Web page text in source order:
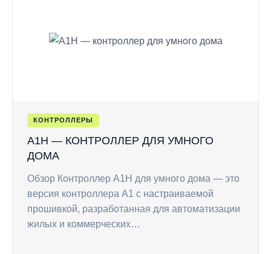
КОНТРОЛЛЕРЫ
A1H — КОНТРОЛЛЕР ДЛЯ УМНОГО
ДОМА
Обзор Контроллер A1H для умного дома — это
версия контроллера A1 с настраиваемой
прошивкой, разработанная для автоматизации
жилых и коммерческих…